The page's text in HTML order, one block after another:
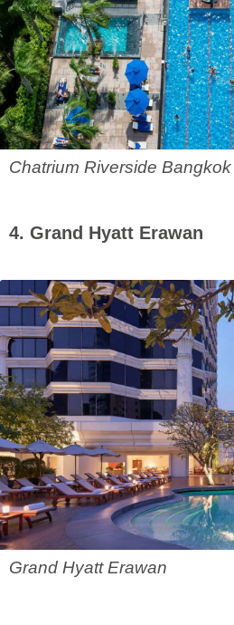
Chatrium Riverside Bangkok
4. Grand Hyatt Erawan
Grand Hyatt Erawan